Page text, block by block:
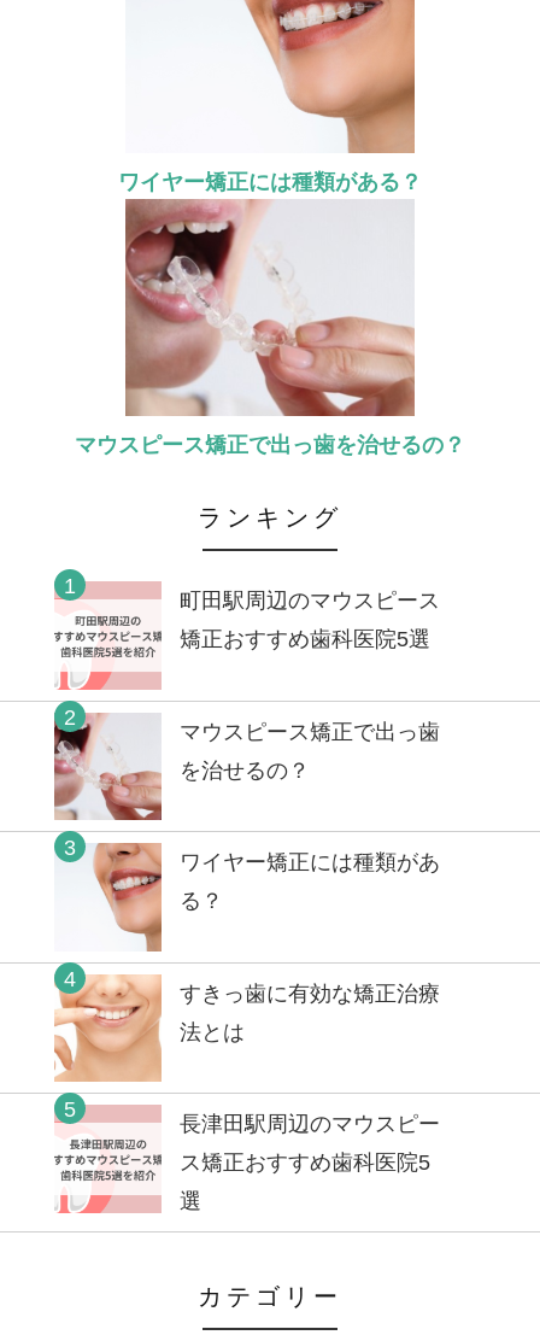
ワイヤー矯正には種類がある？
マウスピース矯正で出っ歯を治せるの？
ランキング
1
町田駅周辺のマウスピース
矯正おすすめ歯科医院5選
2
マウスピース矯正で出っ歯
を治せるの？
3
ワイヤー矯正には種類があ
る？
4
すきっ歯に有効な矯正治療
法とは
5
長津田駅周辺のマウスピー
ス矯正おすすめ歯科医院5
選
カテゴリー